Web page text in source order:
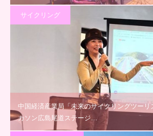
サイクリング
中国経済産業局「未来のサイクリングツーリ
カソン広島尾道ステージ…